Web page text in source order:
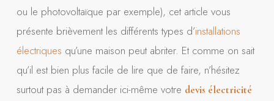
ou le photovoltaïque par exemple), cet article vous
présente brièvement les différents types d’installations
électriques qu’une maison peut abriter. Et comme on sait
qu’il est bien plus facile de lire que de faire, n’hésitez
surtout pas à demander ici-même votre devis électricité